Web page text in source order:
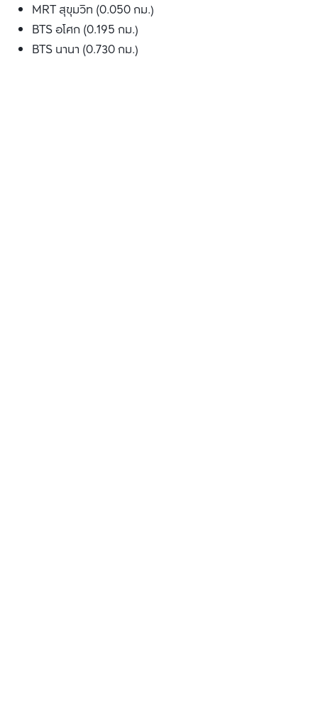
MRT สุขุมวิท (0.050 กม.)
BTS อโศก (0.195 กม.)
BTS นานา (0.730 กม.)